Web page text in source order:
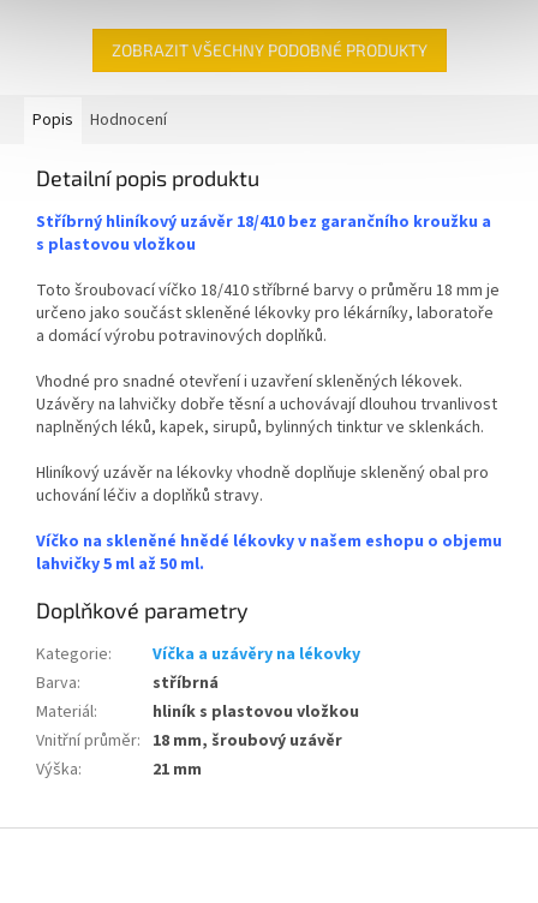
skleněné lékovky
✅ Šroubovací víčko o průměru
✅ Objednávejte z kategorie
víček na lékovkyZDE
✅ Uzávěr na lahvičky skladem a
ihned k odeslání!
skleněnou lékovku
✅ Šroubovací víčko pro snadné
✅ Objednávejte z kategorie
víček na lékovkyZDE
✅ Víčka skladem a ihned k
odeslání!
ZOBRAZIT VŠECHNY PODOBNÉ PRODUKTY
Popis Hodnocení
Detailní popis produktu
Stříbrný hliníkový uzávěr 18/410 bez garančního kroužku a
s plastovou vložkou
Toto šroubovací víčko 18/410stříbrné barvy o průměru 18 mm je
určeno jako součást skleněné lékovky pro lékárníky, laboratoře
a domácí výrobu potravinových doplňků.
Vhodné pro snadné otevření i uzavření skleněných lékovek.
Uzávěry na lahvičky dobře těsní a uchovávají dlouhou trvanlivost
naplněných léků, kapek, sirupů, bylinných tinktur ve sklenkách.
Hliníkový uzávěr na lékovkyvhodně doplňuje skleněný obal pro
uchování léčiv a doplňků stravy.
Víčko na skleněné hnědé lékovky v našem eshopu o objemu
lahvičky 5 ml až 50 ml.
Doplňkové parametry
Kategorie:
Víčka a uzávěry na lékovky
Barva:
stříbrná
Materiál:
hliník s plastovou vložkou
Vnitřní průměr: 18 mm, šroubový uzávěr
Výška: 21 mm